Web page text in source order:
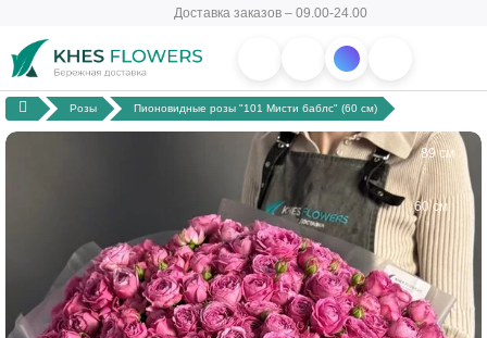
Доставка заказов – 09.00-24.00
Розы Пионовидные розы "101 Мисти баблс" (60 см)
60 см
89 см